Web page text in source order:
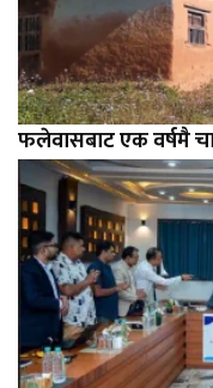
फलेवासबाट एक वर्षमै